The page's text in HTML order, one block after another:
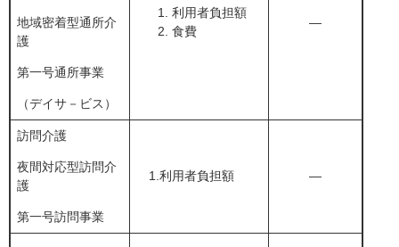
地域密着型通所介
護
第一号通所事業
（デイサ－ビス）
利用者負担額
食費
―
訪問介護
夜間対応型訪問介
護
第一号訪問事業
1.利用者負担額 ―